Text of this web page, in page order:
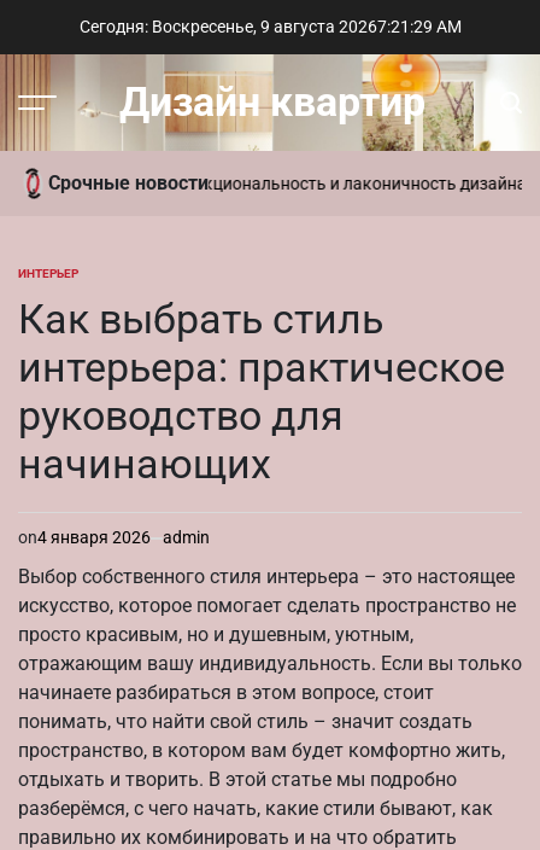
Сегодня: Воскресенье, 9 августа 20267:21 :30 AM
Меню Дизайн квартир
Срочные новости
в интерьере: функциональность и лаконичность дизайна
ОПУБЛИКОВАНО
ИНТЕРЬЕР
Как выбрать стиль
интерьера: практическое
руководство для
начинающих
on4 января 2026 admin
Выбор собственного стиля интерьера – это настоящее
искусство, которое помогает сделать пространство не
просто красивым, но и душевным, уютным,
отражающим вашу индивидуальность. Если вы только
начинаете разбираться в этом вопросе, стоит
понимать, что найти свой стиль – значит создать
пространство, в котором вам будет комфортно жить,
отдыхать и творить. В этой статье мы подробно
разберёмся, с чего начать, какие стили бывают, как
правильно их комбинировать и на что обратить